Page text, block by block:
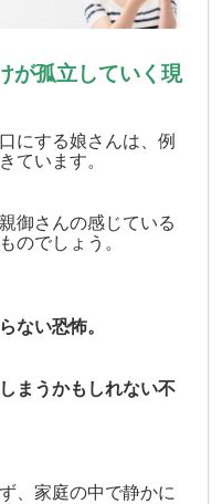
が孤立していく現
にする娘さんは、例
ています。
御さんの感じている
のでしょう。
ない恐怖。
まうかもしれない不
、家庭の中で静かに